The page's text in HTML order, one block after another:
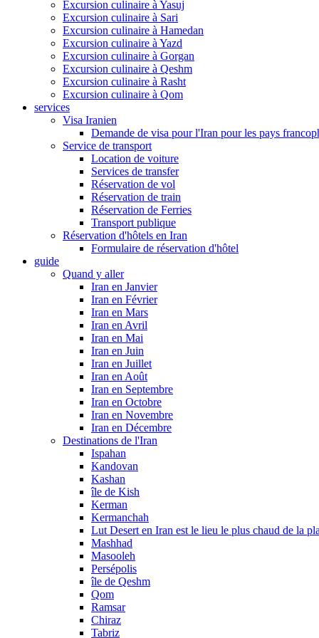
Excursion culinaire à Yasuj
Excursion culinaire à Sari
Excursion culinaire à Hamedan
Excursion culinaire à Yazd
Excursion culinaire à Gorgan
Excursion culinaire à Qeshm
Excursion culinaire à Rasht
Excursion culinaire à Qom
services
Visa Iranien
Demande de visa pour l'Iran pour les pays
Service de transport
Location de voiture
Services de transfer
Réservation de vol
Réservation de train
Réservation de Ferries
Transport publique
Réservation d'hôtels en Iran
Formulaire de réservation d'hôtel
guide
Quand y aller
Iran en Janvier
Iran en Février
Iran en Mars
Iran en Avril
Iran en Mai
Iran en Juin
Iran en Juillet
Iran en Août
Iran en Septembre
Iran en Octobre
Iran en Novembre
Iran en Décembre
Destinations de l'Iran
Ispahan
Kandovan
Kashan
île de Kish
Kerman
Kermanchah
Lut Desert en Iran est le lieu le plus chaud de la
Mashhad
Masooleh
Persépolis
île de Qeshm
Qom
Ramsar
Chiraz
Tabriz